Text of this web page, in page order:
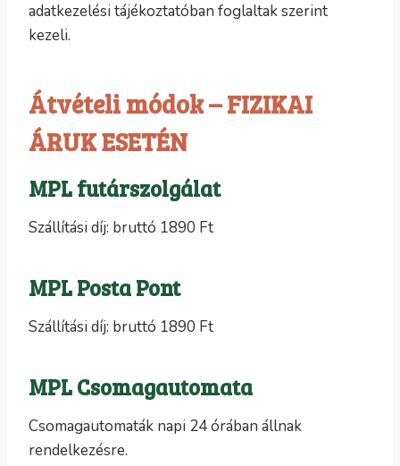
adatkezelési tájékoztatóban foglaltak szerint
kezeli.
Átvételi módok – FIZIKAI
ÁRUK ESETÉN
MPL futárszolgálat
Szállítási díj: bruttó 1890 Ft
MPL Posta Pont
Szállítási díj: bruttó 1890 Ft
MPL Csomagautomata
Csomagautomaták napi 24 órában állnak
rendelkezésre.